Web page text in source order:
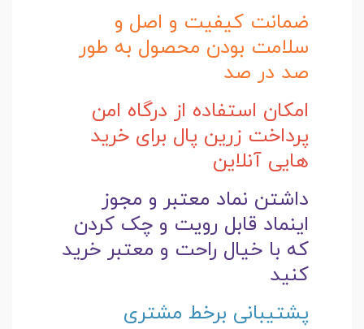
ضمانت کیفیت و اصل و
سلامت بودن محصول به طور
صد در صد
امکان استفاده از درگاه امن
پرداخت زرین پال برای خرید
هایی آنلاین
داشتن نماد معتبر و مجوز
اینماد قابل رویت و چک کردن
که با خیال راحت و معتبر خرید
کنید
پشتیبانی برخط مشتری